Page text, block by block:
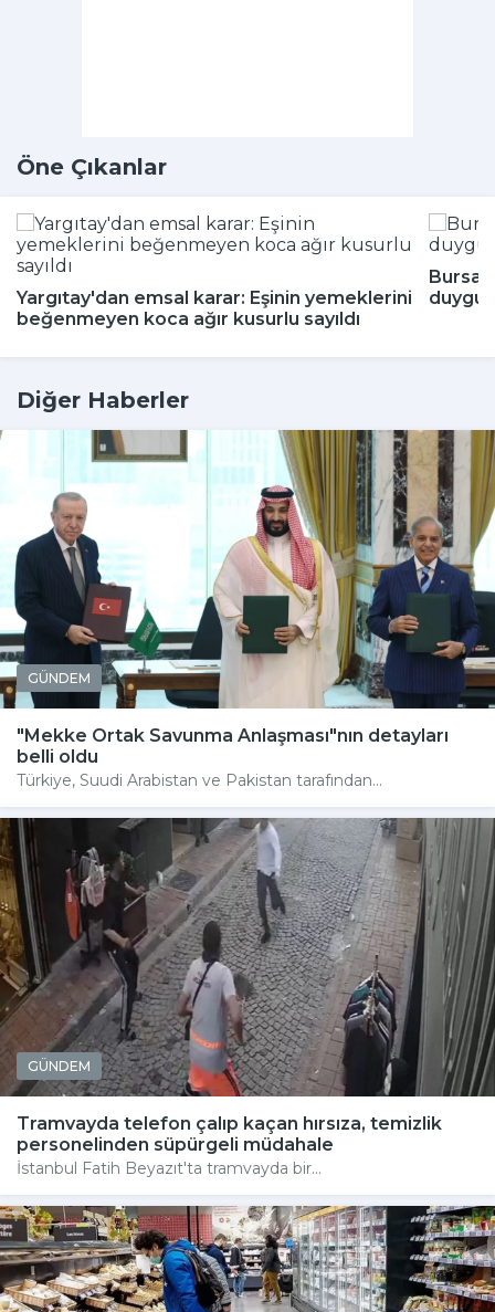
Öne Çıkanlar
Yargıtay'dan emsal karar: Eşinin yemeklerini
beğenmeyen koca ağır kusurlu sayıldı
Diğer Haberler
GÜNDEM
"Mekke Ortak Savunma Anlaşması"nın detayları
belli oldu
Türkiye, Suudi Arabistan ve Pakistan tarafından...
GÜNDEM
Tramvayda telefon çalıp kaçan hırsıza, temizlik
personelinden süpürgeli müdahale
İstanbul Fatih Beyazıt'ta tramvayda bir...